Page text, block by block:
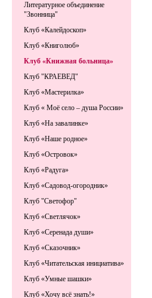
Литературное объединение
"Звонница"
Клуб «Калейдоскоп»
Клуб «Книголюб»
Клуб «Книжная больница»
Клуб "КРАЕВЕД"
Клуб «Мастерилка»
Клуб « Моё село – душа России»
Клуб «На завалинке»
Клуб «Наше родное»
Клуб «Островок»
Клуб «Радуга»
Клуб «Садовод-огородник»
Клуб "Светофор"
Клуб «Светлячок»
Клуб «Серенада души»
Клуб «Сказочник»
Клуб «Читательская инициатива»
Клуб «Умные шашки»
Клуб «Хочу всё знать!»